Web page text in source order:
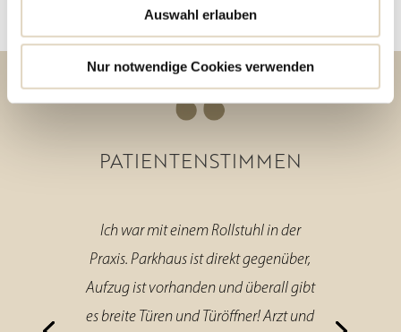
Auswahl erlauben
Nur notwendige Cookies verwenden
PATIENTENSTIMMEN
Ich war mit einem Rollstuhl in der
Praxis. Parkhaus ist direkt gegenüber,
Aufzug ist vorhanden und überall gibt
es breite Türen und Türöffner! Arzt und